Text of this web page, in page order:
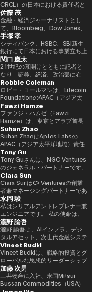
SBIホールディングスとの戦略的
提携を推進。法令に準拠した日本
円ステーブルコインの発行や、ト
ークン化された株式および現実資
産（RWA）に最適化されたブロ
ックチェーンの開発など、革新的
なインフラ整備を進めている。
進するとともに、テクノロジーお
よびイノベーション領域への投資
に特化したベンチャーキャピタル
ファンド Taisu Ventures の投資
委員会メンバーも務めています。
業。
銀行（現PayPay銀行）に出向
し、商流ファイナンスサービス立
ち上げ、事業統括、マーケティン
グ事業に従事。 また、メガバン
クとヤフーとのデジタルマーケテ
ィング子会社(JV)の取締役を担
当。 その後DeNA、
MobilityTechnologies（現GO）
にてMaaS事業に従事し、GO立
ち上げフェーズに参画。複数のプ
ロジェクトリードを実施。 2021
年にNEC入社した後は、web3、
生体認証、メタバース、秘密計算
などデジタルサービスの新規事業
を担当等。
ターズを創業、代表取締役社長
CEOに就任。創業当時から国際
通信のゲートウェイ事業に着目
し、決済×テクノロジーの力で市
場の創造と行動の革新に取り組ん
でいる。
CRCL）の日本における責任者と
して、日本における事業戦略およ
び市場開発を統括。国内パートナ
ーシップの構築やエコシステム拡
大を推進し、日本の新たな規制枠
組みのもとで初めて認可されたス
テーブルコインであるUSDCの国
内展開を主導した。 Circle参画以
前は、Google Paymentsにてパ
ートナーシップおよび事業開発の
リーダー職を歴任。日本を代表す
る決済・フィンテック企業との戦
略的提携を推進し、プロダクト連
携や市場戦略の立案を担ったほ
か、オーストラリアおよびニュー
ジーランドでの市場ローンチをリ
ード。また、日本国内フィンテッ
ク企業の買収およびPMI（買収後
統合）を主導し、Googleのフィ
ンテック領域におけるプレゼンス
強化に貢献した。 それ以前は、
三井住友銀行およびJRIアメリカ
（ニューヨーク）にて、米州にお
けるグローバル・キャッシュマネ
ジメント・プラットフォームの統
括やブラジル市場への展開を担
当。伝統的金融とテクノロジーの
両領域における豊富な経験を有す
る。 INSEADにてMBAを取得。
南山大学総合政策学部卒業。
佐藤 茂
金融・経済ジャーナリストとし
て、Bloomberg、Dow Jones、
S&P Globalで約18年にわたり、
金融市場およびコモディティ分野
を取材。CoinDesk Japanの創設
メンバーとして立ち上げに関わ
り、4年間編集長を務めた。2025
年1月にSuperteam Japanに事
業開発支援統括として参画、
2026年1月より現職。
手塚 孝
シティバンク、HSBC、SBI新生
銀行にて日本における事業立ち上
げや金融ITプロジェクト推進に従
事。その後Google Japanにて営
業統括、ByteDance(TikTok)では
副社長として日本事業成長を牽
引。現在はStartale Japan 代表
取締役CEOとして、日本市場で
のブロックチェーン技術のビジネ
スにおける活用を推進。
関口 慶太
21世紀の幕開けとともに記者と
なり、証券、経済、政治部に在
籍。兜町、霞ケ関、永田町と多角
的視点で金融・マーケットを取
材。2020年よりフィンテックエ
ディター。25年からNIKKEI
Financial副編集長。共著に「仮
想通貨バブル」、「NFTの教科
書」。
Robbie Coleman
ロビー・コールマンは、Litecoin
FoundationのAPAC（アジア太
平洋地域）統括責任者（Head of
APAC）です。2017年以降、この
非営利団体はLitecoin（LTC）の
普及、開発、そしてエコシステム
の成長に注力してきました。ロビ
ーはデジタルアセット／暗号資産
（クリプト）領域に11年にわた
り従事しており、Litecoin
Foundationの活動以外でも、グ
ローバルな取引所、ウォレット、
プライバシーツール、各種プロジ
ェクトの創業・共同創業や立ち上
げを支援してきました。 APAC統
括責任者として、ロビーは地域に
おけるLitecoinの機関投資家向
け、規制当局、政府との関係構築
およびプレゼンス拡大を担ってい
ます。また、カンファレンスやサ
ミット、メディアでLitecoinを代
表し、Proof-of-Work Summit、
AusCrypto、Blockchain
Centre、Litecoin Summitでの
基調講演に加え、CIS、
Token2049などでのファイアサ
Fawzi Hamze
ファウジ・ハムゼ（Fawzi
Hamze）は、東京とアラブ首長
国連邦を拠点に活動する国際的な
投資・アドバイザリー持株グルー
プ、Assets Advisors
Capital（AAC）の創業者兼会長
です。AACは、不動産投資、金
融アドバイザリー、デジタル資産
インフラ、テクノロジーベンチャ
ーなどの分野に特化した企業群の
ポートフォリオを統括し、アジア
および湾岸地域における投資機会
への体系的なアクセスを求める国
際投資家や機関投資家を支援して
います。 ハムゼは、国際金融お
よびクロスボーダー取引において
15年以上の経験を持ち、グロー
バルな資本展開や戦略的投資イニ
シアティブに関わるプライベート
投資家、ファミリーオフィス、機
関投資家と密接に連携していま
す。 彼の取り組みは、伝統的な
資本市場と新たなデジタルインフ
Suhan Zhao
Suhan ZhaoはAptos Labsの
APAC（アジア太平洋地域）責任
者であり、機関投資家向けの高性
能パブリックLayer1ブロックチ
ェーンであるAptosの地域戦略、
事業成長、戦略的パートナーシッ
プを統括しています。 Aptos
Labs参画以前は、Ripple Labsに
てアジア太平洋地域における主要
な戦略的パートナーシップおよび
市場ネットワーク拡大を主導し、
金融機関、銀行、エンタープライ
ズ企業と密接に連携しながら、ブ
ロックチェーンの社会実装と普及
を推進しました。 キャリア初期
には、JPモルガンおよびS&P
Globalに在籍し、シンガポール
およびロンドンを拠点に、コーポ
レートバンキングおよびコモディ
ティ市場における専門性を培いま
Tony Gu
Tony Guさんは、NGC Ventures
のジェネラル・パートナーです。
NGC Venturesを設立する前は、
クロスボーダーのバイアウト・ア
ドバイザリー・ファームである
Rhodium Capitalのジェネラ
ル・パートナーを務めていまし
た。Tonyさんは、北アジア諸国
での大規模なバイアウト取引に重
点を置き、テクノロジー、金融サ
ービス、消費者向けセクターなど
で複数の取引を完了し、合計取引
額は10億ドルを超えています。
Ciara Sun
Ciara SunはC² Venturesの創業
者兼マネージングパートナーであ
り、これまでに150万ドル以上を
投資し、次世代のWeb3アプリケ
ーションを構築・拡張する開発者
の支援に注力しています。 C²
Ventures設立以前は、Huobi
Groupの副社長を務め、グロー
バル事業開発、グローバルマーケ
ット、機関投資家部門、パートナ
ーシップ、ブロックチェーンプロ
ジェクトの上場、インキュベーシ
ョンおよび投資部門を統括してい
ました。 Ciaraはブロックチェー
水岡 駿
私はシリアルアントレプレナー兼
エンジニアです。 私の使命は、
革新的なWeb3ビジネスを創出・
実践し、より良い社会に貢献する
ことです。 日本発のグローバル
に認知される企業を築き、私の取
り組みを通じてイノベーションと
社会的インパクトを生み出してい
きたいと考えています。
瀧野 諭吾
瀧野 諭吾は、AIインフラ、デジ
タルアセット、次世代金融システ
ムの融合領域に注力するテクノロ
ジー起業家です。2025年6月、株
式会社イオレ（東証：2334）の
代表取締役社長兼CEOに就任し
ました。現在、同社はAIコンピュ
ートインフラとクリプトネイティ
Vineet Budki
Vineet Budkiは、戦略的投資とグ
ローバルな思想的リーダーシップ
を通じて Web3 分野の成長を牽
引する、業界を代表する人物であ
る。 1億ドル規模の暗号資産特化
加藤 次男
三井物産に入社、米国Mitsui
Bussan Commodities（USA）